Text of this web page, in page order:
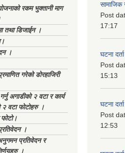
रकम भुक्तानी माग
तथा डिजाईन ।
।
गरेको डोरहाजिरी
अगाडीको २ वटा र कार्य
२ वटा फोटोहरु ।
फोटो।
।
प्रतिवेदन र
।
सामाजिक
Post
17:17
घटना
Post
15:13
घटना
Post
12:53